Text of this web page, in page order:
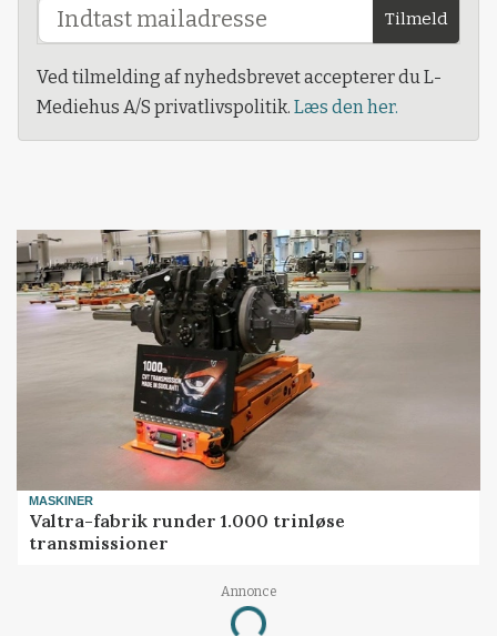
Tilmeld
Ved tilmelding af nyhedsbrevet accepterer du L-
Mediehus A/S privatlivspolitik. Læs den her.
MASKINER
Valtra-fabrik runder 1.000 trinløse
transmissioner
Annonce